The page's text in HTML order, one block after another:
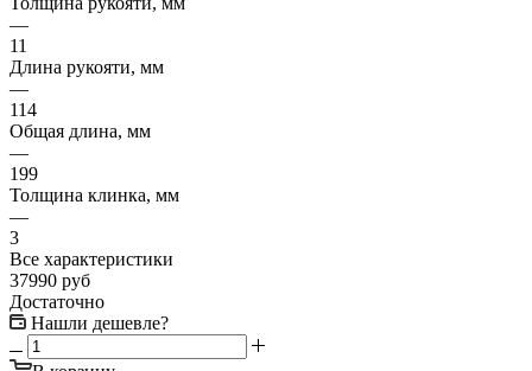
—
11
Длина рукояти, мм
—
114
Общая длина, мм
—
199
Толщина клинка, мм
—
3
Все характеристики
37990 руб
Достаточно
Нашли дешевле?